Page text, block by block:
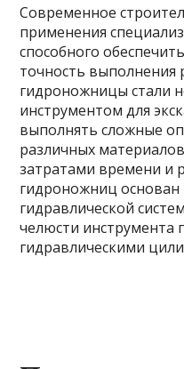
Современное
применения
способного
точность выполнения
гидроножницы стали
инструментом для
выполнять сложные
различных
затратами времени и
гидроножниц основан
гидравлической
челюсти инструмента
гидравлическими